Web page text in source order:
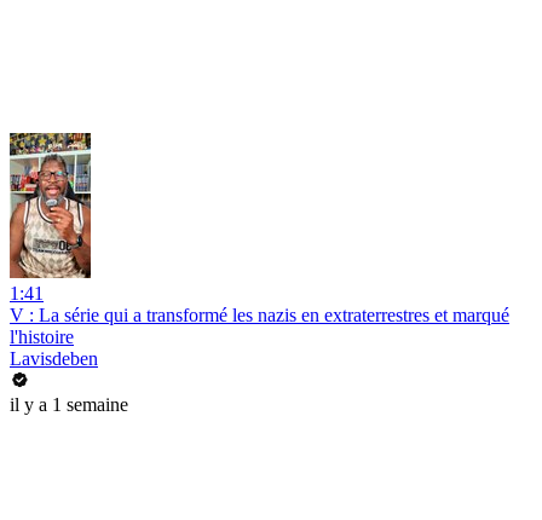
1:41
V : La série qui a transformé les nazis en extraterrestres et marqué
l'histoire
Lavisdeben
il y a 1 semaine